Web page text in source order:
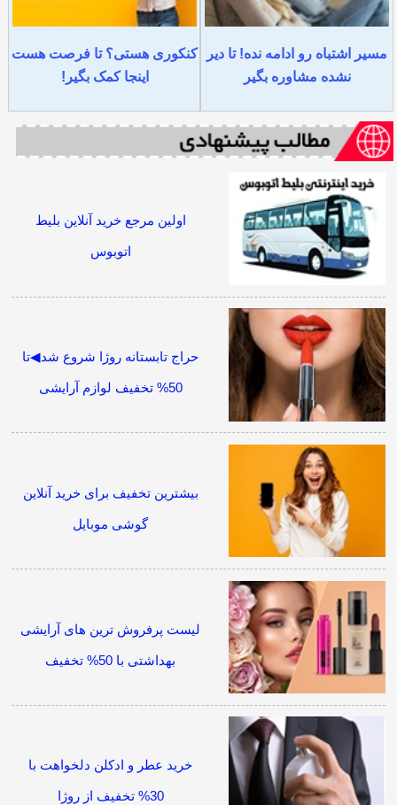
مسیر اشتباه رو ادامه نده! تا دیر
نشده مشاوره بگیر
کنکوری هستی؟ تا فرصت هست
اینجا کمک بگیر!
اولین مرجع خرید آنلاین بلیط
اتوبوس
حراج تابستانه روژا شروع شد◀تا
50% تخفیف لوازم آرایشی
بیشترین تخفیف برای خرید آنلاین
گوشی موبایل
لیست پرفروش ترین های آرایشی
بهداشتی با 50% تخفیف
خرید عطر و ادکلن دلخواهت با
30% تخفیف از روژا